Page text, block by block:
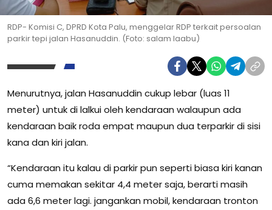
RDP- Komisi C, DPRD Kota Palu, menggelar RDP terkait persoalan
parkir tepi jalan Hasanuddin. (Foto: salam laabu)
Menurutnya, jalan Hasanuddin cukup lebar (luas 11
meter) untuk di lalkui oleh kendaraan walaupun ada
kendaraan baik roda empat maupun dua terparkir di sisi
kana dan kiri jalan.
“Kendaraan itu kalau di parkir pun seperti biasa kiri kanan
cuma memakan sekitar 4,4 meter saja, berarti masih
ada 6,6 meter lagi. jangankan mobil, kendaraan tronton